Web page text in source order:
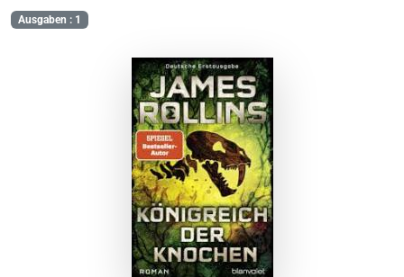
Ausgaben : 1